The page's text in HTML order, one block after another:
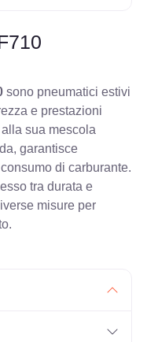
sono pneumatici estivi
e prestazioni
sua mescola
garantisce
di carburante.
tra durata e
misure per